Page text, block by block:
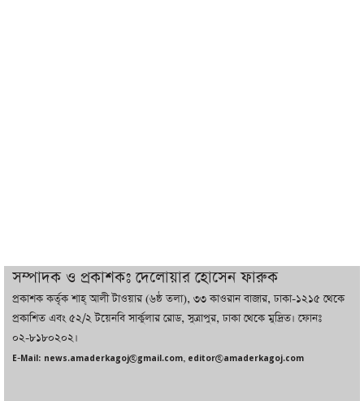
বাজারে কাঁচা মরিচে ‘আগুন’, ‘এত দাম তো
আগে দেখিনি’
সম্পাদক ও প্রকাশকঃ দেলোয়ার হোসেন ফারুক
প্রকাশক কর্তৃক শাহ্ আলী টাওয়ার (৬ষ্ঠ তলা), ৩৩ কাওরান বাজার, ঢাকা-১২১৫ থেকে
প্রকাশিত এবং ৫২/২ টয়েনবি সার্কুলার রোড, সুত্রাপুর, ঢাকা থেকে মুদ্রিত। ফোনঃ
০২-৮১৮০২০২।
E-Mail: news.amaderkagoj@gmail.com, editor@amaderkagoj.com